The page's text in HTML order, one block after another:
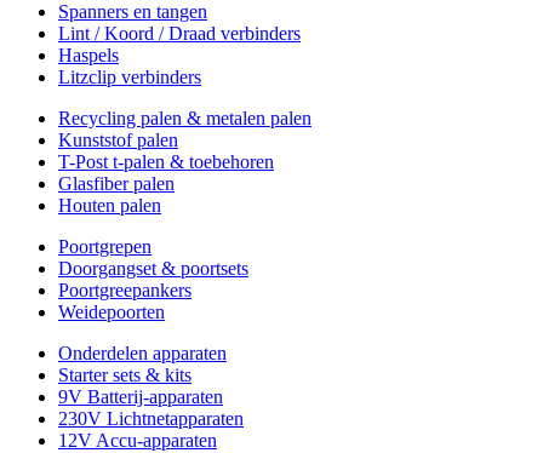
Spanners en tangen
Lint / Koord / Draad verbinders
Haspels
Litzclip verbinders
Recycling palen & metalen palen
Kunststof palen
T-Post t-palen & toebehoren
Glasfiber palen
Houten palen
Poortgrepen
Doorgangset & poortsets
Poortgreepankers
Weidepoorten
Onderdelen apparaten
Starter sets & kits
9V Batterij-apparaten
230V Lichtnetapparaten
12V Accu-apparaten